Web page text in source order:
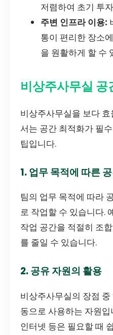
저렴하여 초기 투
주변 인프라 이용:
통이 편리한 장소
을 원활하게 할 수
비상주사무실 공
비상주사무실을 보다
서는 공간 최적화가 필
팁입니다.
1. 업무 목적에 따른
팀의 업무 목적에 따라
로 작업할 수 있습니다.
작업 공간을 적절히 조
를 줄일 수 있습니다.
2. 공유 자원의 활용
비상주사무실의 장점
동으로 사용하는 자원
인터넷 등은 필요할 때